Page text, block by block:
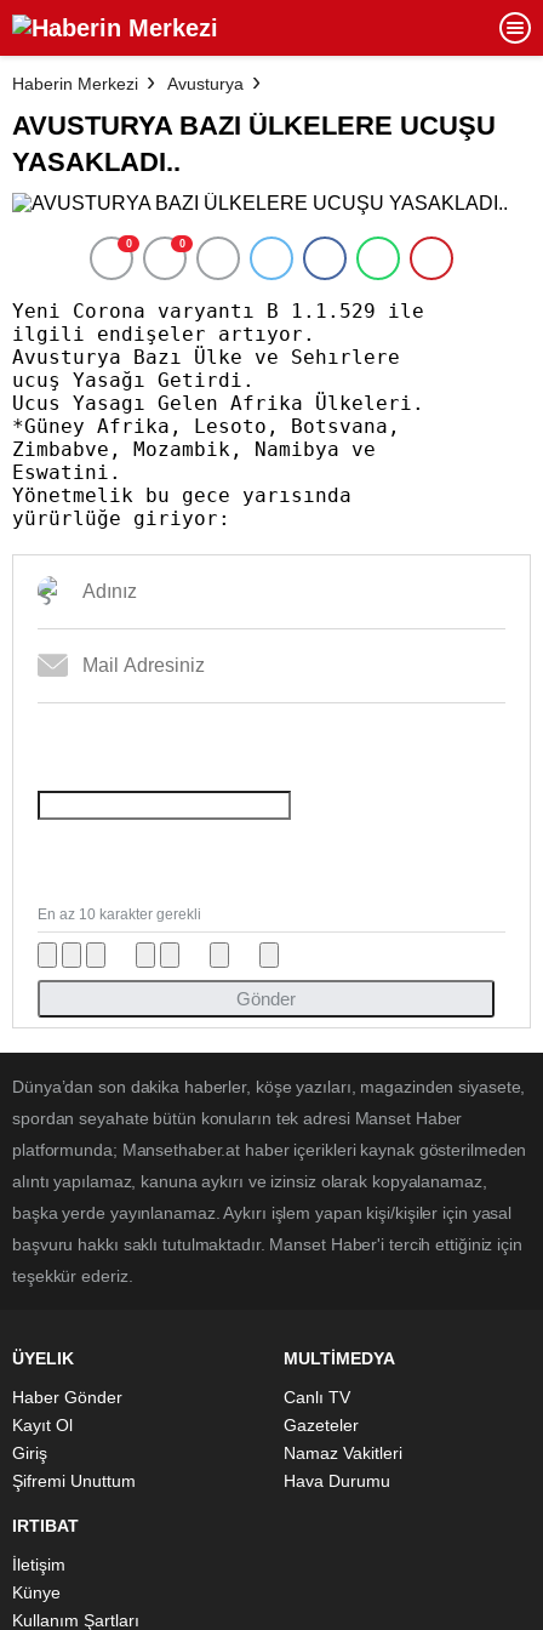
Haberin Merkezi Avusturya
AVUSTURYA BAZI ÜLKELERE UCUŞU
YASAKLADI..
0 0
Yeni Corona varyantı B 1.1.529 ile
ilgili endişeler artıyor.
Avusturya Bazı Ülke ve Sehırlere
ucuş Yasağı Getirdi.
Ucus Yasagı Gelen Afrika Ülkeleri.
*Güney Afrika, Lesoto, Botsvana,
Zimbabve, Mozambik, Namibya ve
Eswatini.
Yönetmelik bu gece yarısında
yürürlüğe giriyor:
Gönder
En az 10 karakter gerekli
Dünya’dan son dakika haberler, köşe yazıları, magazinden siyasete,
spordan seyahate bütün konuların tek adresi Manset Haber
platformunda; Mansethaber.at haber içerikleri kaynak gösterilmeden
alıntı yapılamaz, kanuna aykırı ve izinsiz olarak kopyalanamaz,
başka yerde yayınlanamaz. Aykırı işlem yapan kişi/kişiler için yasal
başvuru hakkı saklı tutulmaktadır. Manset Haber'i tercih ettiğiniz için
teşekkür ederiz.
ÜYELIK
Haber Gönder
Kayıt Ol
Giriş
Şifremi Unuttum
MULTİMEDYA
Canlı TV
Gazeteler
Namaz Vakitleri
Hava Durumu
IRTIBAT
İletişim
Künye
Kullanım Şartları